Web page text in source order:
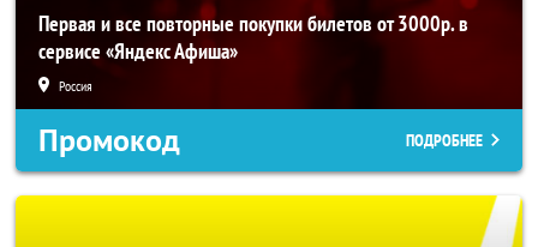
Первая и все повторные покупки билетов от 3000р. в
сервисе «Яндекс Афиша»
Россия
Промокод ПОДРОБНЕЕ